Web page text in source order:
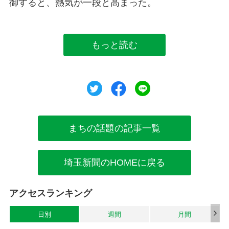
御すると、熱気が一段と高まった。
もっと読む
ツイートシェア
まちの話題の記事一覧
埼玉新聞のHOMEに戻る
アクセスランキング
日別 週間 月間